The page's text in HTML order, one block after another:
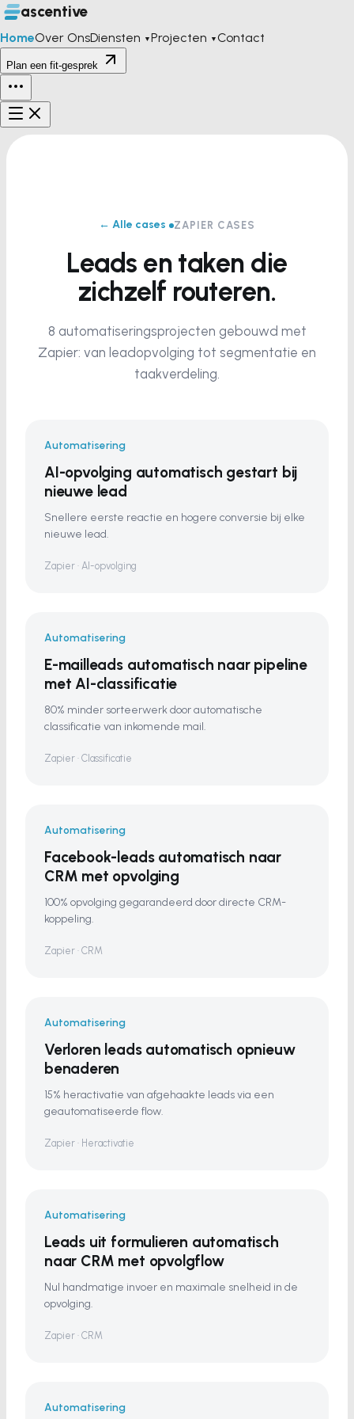
ascentive
HomeOver OnsDiensten ▼Projecten ▼Contact
Plan een fit-gesprek
← Alle cases ZAPIER CASES
Leads en taken die
zichzelf routeren.
8 automatiseringsprojecten gebouwd met
Zapier: van leadopvolging tot segmentatie en
taakverdeling.
Automatisering
AI-opvolging automatisch gestart bij
nieuwe lead
Snellere eerste reactie en hogere conversie bij elke
nieuwe lead.
Zapier · AI-opvolging
Automatisering
E-mailleads automatisch naar pipeline
met AI-classificatie
80% minder sorteerwerk door automatische
classificatie van inkomende mail.
Zapier · Classificatie
Automatisering
Facebook-leads automatisch naar
CRM met opvolging
100% opvolging gegarandeerd door directe CRM-
koppeling.
Zapier · CRM
Automatisering
Verloren leads automatisch opnieuw
benaderen
15% heractivatie van afgehaakte leads via een
geautomatiseerde flow.
Zapier · Heractivatie
Automatisering
Leads uit formulieren automatisch
naar CRM met opvolgflow
Nul handmatige invoer en maximale snelheid in de
opvolging.
Zapier · CRM
Automatisering